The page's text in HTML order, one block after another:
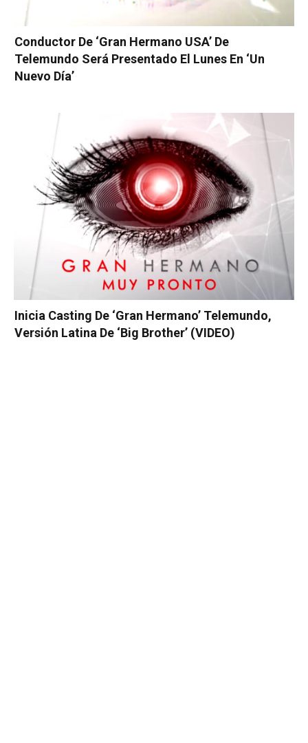
Conductor De ‘Gran Hermano USA’ De
Telemundo Será Presentado El Lunes En ‘Un
Nuevo Día’
Inicia Casting De ‘Gran Hermano’ Telemundo,
Versión Latina De ‘Big Brother’ (VIDEO)